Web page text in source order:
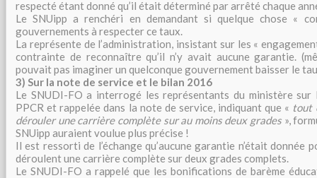
respecté étant donné qu’il était déterminé par arrêté chaque
Le SNUipp a renchéri en demandant si quelque chose «
gouvernements à respecter ce taux.
La représente de l’administration, insistant sur les «
contrainte de reconnaître qu’il n’y avait aucune garantie.
pouvait pas imaginer un quelconque gouvernement baisser le
3) Sur la note de service et le bilan 2016
Le SNUDI-FO a interrogé les représentants du ministère
PPCR et rappelée dans la note de service, indiquant que « tout
dérouler une carrière complète sur au moins deux grades »,
SNUipp auraient voulue plus précise !
Il est ressorti de l’échange qu’aucune garantie n’était donnée
déroulent une carrière complète sur deux grades complets.
Le SNUDI-FO a rappelé que les bonifications de barème